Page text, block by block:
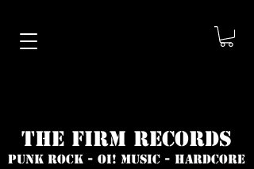
THE FIRM RECORDS
PUNK ROCK - oi! MUSIC - HARDCORE